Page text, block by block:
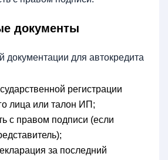
документы
документации для автокредита
регистрации
лица или талон ИП;
с правом подписи (если
за последний